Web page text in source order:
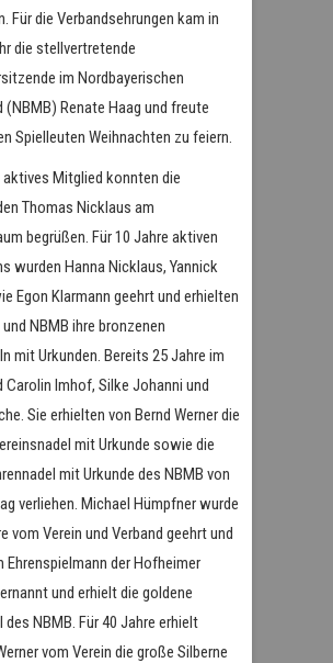
Für die Verbandsehrungen kam in
die stellvertretende
im Nordbayerischen
(NBMB) Renate Haag und freute
Spielleuten Weihnachten zu feiern.
Mitglied konnten die
Thomas Nicklaus am
begrüßen. Für 10 Jahre aktiven
wurden Hanna Nicklaus, Yannick
Egon Klarmann geehrt und erhielten
NBMB ihre bronzenen
mit Urkunden. Bereits 25 Jahre im
Carolin Imhof, Silke Johanni und
Sie erhielten von Bernd Werner die
mit Urkunde sowie die
mit Urkunde des NBMB von
verliehen. Michael Hümpfner wurde
vom Verein und Verband geehrt und
Ehrenspielmann der Hofheimer
und erhielt die goldene
des NBMB. Für 40 Jahre erhielt
vom Verein die große Silberne